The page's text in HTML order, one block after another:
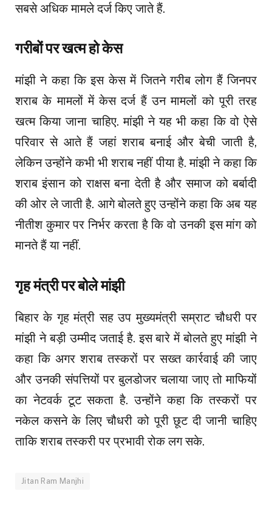
सबसे अधिक मामलेदर्ज किए जाते हैं.
गरीबों पर खत्म हो केस
मांझी ने कहा कि इस केस मेंजितने गरीब लोग हैं जिनपर
शराब के मामलोंमेंकेस दर्ज हैं उन मामलों कोपूरी तरह
खत्म किया जाना चाहिए.मांझीने यह भी कहा किवोऐसे
परिवार से आते हैं जहां शराब बनाई और बेची जाती है,
लेकिन उन्होंने कभी भी शराब नहीं पीया है.मांझीने कहा कि
शराब इंसान को राक्षस बना देती है और समाज कोबर्बादी
की ओर ले जाती है. आगे बोलते हुएउन्होंने कहा कि अब यह
नीतीश कुमार पर निर्भर करता है कि वो उनकी इस मांग को
मानते हैं या नहीं.
गृहमंत्रीपरबोलेमांझी
बिहार के गृह मंत्री सह उप मुख्यमंत्री सम्राट चौधरी पर
मांझी ने बड़ी उम्मीद जताई है. इस बारे में बोलते हुएमांझी ने
कहा कि अगर शराब तस्करों पर सख्त कार्रवाई की जाए
और उनकीसंपत्तियों परबुलडोजर चलाया जाए तो माफियों
का नेटवर्क टूट सकता है. उन्होंने कहा कि तस्करों पर
नकेल कसने के लिए चौधरी को पूरी छूट दी जानी चाहिए
ताकि शराब तस्करी पर प्रभावी रोक लग सके.
Jitan Ram Manjhi